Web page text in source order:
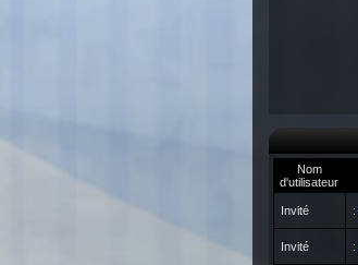
Nom
d'utilisateur
Invité :
Invité :